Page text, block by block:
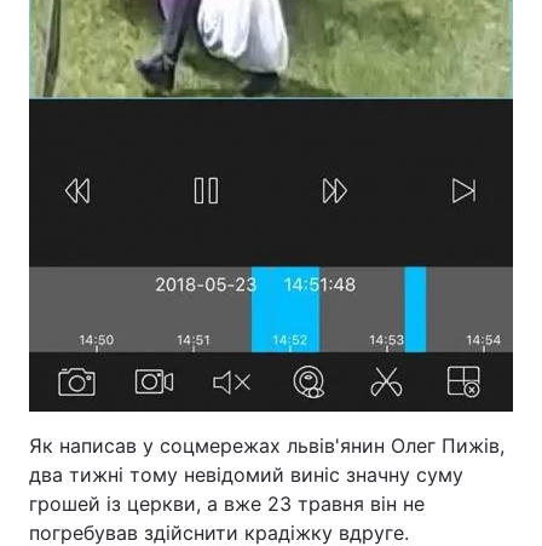
Як написав у соцмережах львів'янин Олег Пижів,
два тижні тому невідомий виніс значну суму
грошей із церкви, а вже 23 травня він не
погребував здійснити крадіжку вдруге.